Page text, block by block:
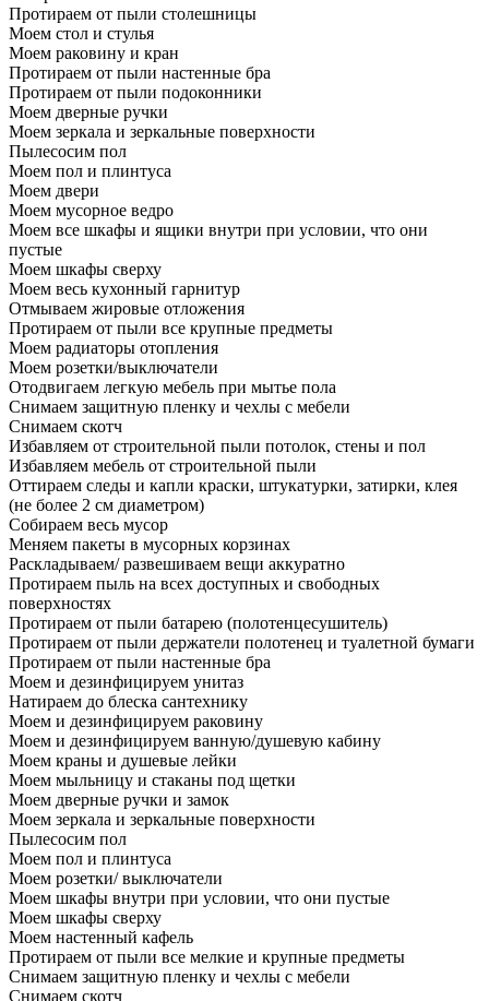
Протираем от пыли столешницы
Моем стол и стулья
Моем раковину и кран
Протираем от пыли настенные бра
Протираем от пыли подоконники
Моем дверные ручки
Моем зеркала и зеркальные поверхности
Пылесосим пол
Моем пол и плинтуса
Моем двери
Моем мусорное ведро
Моем все шкафы и ящики внутри при условии, что они
пустые
Моем шкафы сверху
Моем весь кухонный гарнитур
Отмываем жировые отложения
Протираем от пыли все крупные предметы
Моем радиаторы отопления
Моем розетки/выключатели
Отодвигаем легкую мебель при мытье пола
Снимаем защитную пленку и чехлы с мебели
Снимаем скотч
Избавляем от строительной пыли потолок, стены и пол
Избавляем мебель от строительной пыли
Оттираем следы и капли краски, штукатурки, затирки, клея
(не более 2 см диаметром)
Собираем весь мусор
Меняем пакеты в мусорных корзинах
Раскладываем/ развешиваем вещи аккуратно
Протираем пыль на всех доступных и свободных
поверхностях
Протираем от пыли батарею (полотенцесушитель)
Протираем от пыли держатели полотенец и туалетной бумаги
Протираем от пыли настенные бра
Моем и дезинфицируем унитаз
Натираем до блеска сантехнику
Моем и дезинфицируем раковину
Моем и дезинфицируем ванную/душевую кабину
Моем краны и душевые лейки
Моем мыльницу и стаканы под щетки
Моем дверные ручки и замок
Моем зеркала и зеркальные поверхности
Пылесосим пол
Моем пол и плинтуса
Моем розетки/ выключатели
Моем шкафы внутри при условии, что они пустые
Моем шкафы сверху
Моем настенный кафель
Протираем от пыли все мелкие и крупные предметы
Снимаем защитную пленку и чехлы с мебели
Снимаем скотч